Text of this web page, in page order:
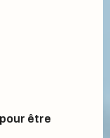
être